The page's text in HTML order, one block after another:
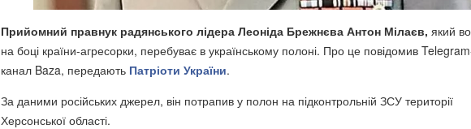
Прийомний правнук радянського лідера Леоніда Брежнєва Антон Мілаєв, який
на боці країни-агресорки, перебуває в українському полоні. Про це повідомив
канал Baza, передають Патріоти України.
За даними російських джерел, він потрапив у полон на підконтрольній ЗСУ території
Херсонської області.